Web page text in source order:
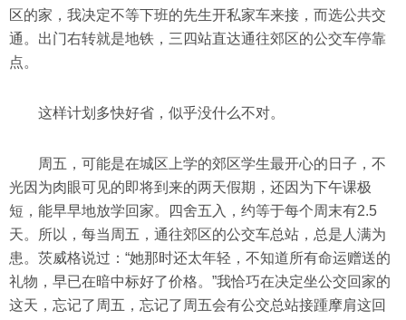
区的家，我决定不等下班的先生开私家车来接，而选公共交
通。出门右转就是地铁，三四站直达通往郊区的公交车停靠
点。
这样计划多快好省，似乎没什么不对。
周五，可能是在城区上学的郊区学生最开心的日子，不
光因为肉眼可见的即将到来的两天假期，还因为下午课极
短，能早早地放学回家。四舍五入，约等于每个周末有2.5
天。所以，每当周五，通往郊区的公交车总站，总是人满为
患。茨威格说过：“她那时还太年轻，不知道所有命运赠送的
礼物，早已在暗中标好了价格。”我恰巧在决定坐公交回家的
这天，忘记了周五，忘记了周五会有公交总站接踵摩肩这回